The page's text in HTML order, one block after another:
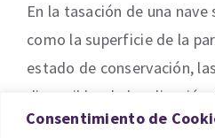
Consentimiento de
En la tasación de una
como la superficie de la
estado de conservación,
disponibles, la localización
la demanda logística en la